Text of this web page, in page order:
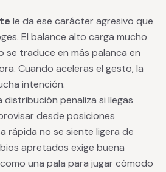
le da ese carácter agresivo que
El balance alto carga mucho
se traduce en más palanca en
Cuando aceleras el gesto, la
intención.
distribución penaliza si llegas
desde posiciones
rápida no se siente ligera de
apretados exige buena
una pala para jugar cómodo